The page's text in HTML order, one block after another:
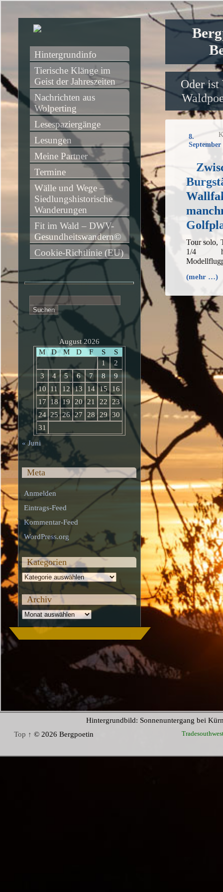
Oder ist
8.
September
Tour solo,
1/4 h,
(mehr …)
Hintergrundinfo
Tierische Klänge im
Geist der Jahreszeiten
Nachrichten aus
Wolperting
Lesespaziergänge
Lesungen
Meine Partner
Termine
Wälle und Wege –
Siedlungshistorische
Wanderungen
Fit im Wald – DWV-
Gesundheitswandern©
Cookie-Richtlinie (EU)
nach:
August 2026
M
D M D F S
S
1
2
3
4 5 6 7 8
9
10
11 12 13 14 15
16
17
18 19 20 21 22
23
24 25 26 27 28 29
30
31
« Juni
Meta
Anmelden
Eintrags-Feed
Kommentar-Feed
WordPress.org
Kategorien
Kategorien
Archiv
Archiv
Hintergrundbild: Sonnenuntergang bei
Top ↑ © 2026 Bergpoetin